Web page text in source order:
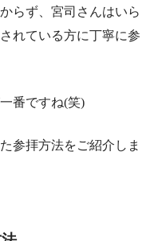
らず、宮司さんはいら
れている方に丁寧に参
番ですね(笑)
参拝方法をご紹介しま